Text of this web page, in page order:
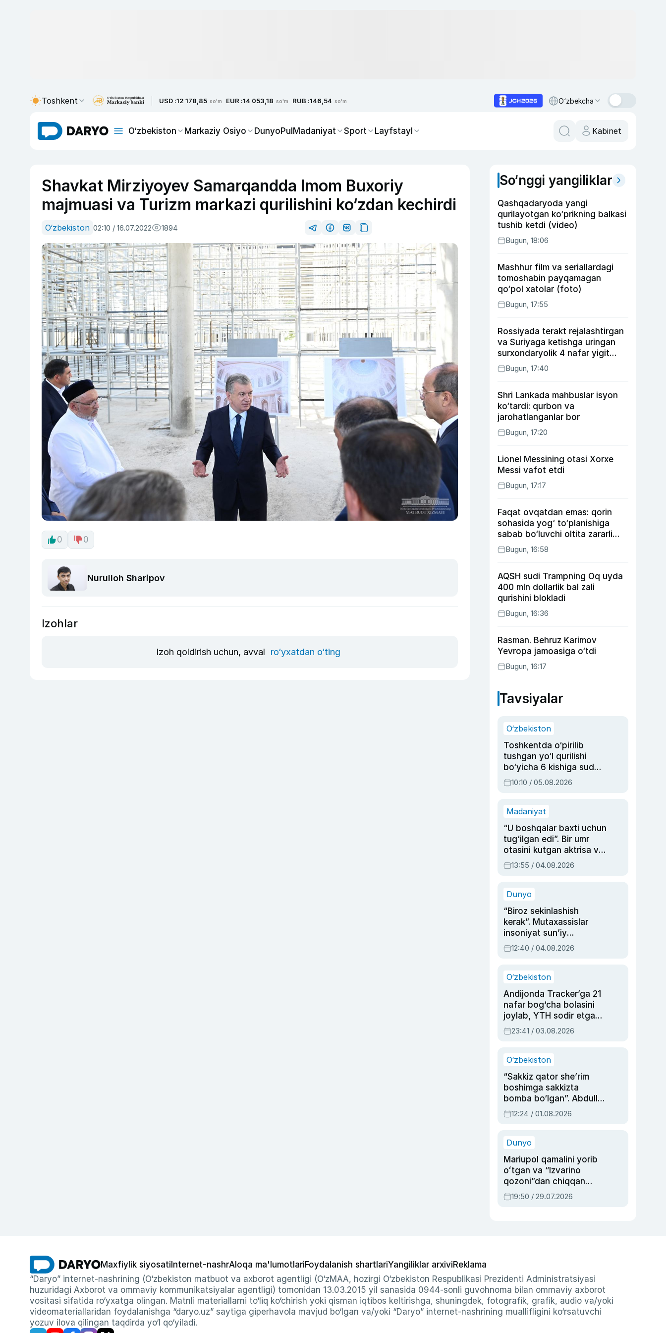
Toshkent USD :12 178,85 so'm EUR :14 053,18 so'm RUB :146,54 so'm O‘zbekcha
O‘zbekiston Markaziy Osiyo DunyoPulMadaniyat Sport Layfstayl Kabinet
Shavkat Mirziyoyev Samarqandda Imom Buxoriy
majmuasi va Turizm markazi qurilishini ko‘zdan kechirdi
O‘zbekiston 02:10 / 16.07.2022 1894
0 0
Nurulloh Sharipov
Izohlar
Izoh qoldirish uchun, avval ro‘yxatdan o‘ting
So‘nggi yangiliklar
Qashqadaryoda yangi
qurilayotgan ko‘prikning balkasi
tushib ketdi (video)
Bugun, 18:06
Mashhur film va seriallardagi
tomoshabin payqamagan
qo‘pol xatolar (foto)
Bugun, 17:55
Rossiyada terakt rejalashtirgan
va Suriyaga ketishga uringan
surxondaryolik 4 nafar yigit
qamaldi
Bugun, 17:40
Shri Lankada mahbuslar isyon
ko‘tardi: qurbon va
jarohatlanganlar bor
Bugun, 17:20
Lionel Messining otasi Xorxe
Messi vafot etdi
Bugun, 17:17
Faqat ovqatdan emas: qorin
sohasida yog‘ to‘planishiga
sabab bo‘luvchi oltita zararli
odatBugun, 16:58
AQSH sudi Trampning Oq uyda
400 mln dollarlik bal zali
qurishini blokladi
Bugun, 16:36
Rasman. Behruz Karimov
Yevropa jamoasiga o‘tdi
Bugun, 16:17
Tavsiyalar
O‘zbekiston
Toshkentda o‘pirilib
tushgan yo‘l qurilishi
bo‘yicha 6 kishiga sud
hukmi o‘qildi
10:10 / 05.08.2026
Madaniyat
“U boshqalar baxti uchun
tug‘ilgan edi”. Bir umr
otasini kutgan aktrisa va
dublyaj ustasi Rimma
Ahmedovaning
13:55 / 04.08.2026
Dunyo
“Biroz sekinlashish
kerak”. Mutaxassislar
insoniyat sun’iy
intellektni boshqara
olmay qolishidan xavotir
12:40 / 04.08.2026
O‘zbekiston
Andijonda Tracker’ga 21
nafar bog‘cha bolasini
joylab, YTH sodir etgan
ayolga sud hukmi o‘qildi
23:41 / 03.08.2026
O‘zbekiston
“Sakkiz qator she’rim
boshimga sakkizta
bomba bo‘lgan”. Abdulla
Oripovni siyosiy
ayblovlardan asrab
12:24 / 01.08.2026
Dunyo
Mariupol qamalini yorib
oʻtgan va “Izvarino
qozoni”dan chiqqan
qahramon — Ukraina
armiyasi bosh
19:50 / 29.07.2026
Maxfiylik siyosati Internet-nashrAloqa ma'lumotlariFoydalanish shartlariYangiliklar arxiviReklama
“Daryo” internet-nashrining (O‘zbekiston matbuot va axborot agentligi (O‘zMAA, hozirgi O‘zbekiston Respublikasi Prezidenti Administratsiyasi
huzuridagi Axborot va ommaviy kommunikatsiyalar agentligi) tomonidan 13.03.2015 yil sanasida 0944-sonli guvohnoma bilan ommaviy axborot
vositasi sifatida ro‘yxatga olingan. Matnli materiallarni to‘liq ko‘chirish yoki qisman iqtibos keltirishga, shuningdek, fotografik, grafik, audio va/yoki
videomateriallaridan foydalanishga “daryo.uz” saytiga giperhavola mavjud bo‘lgan va/yoki “Daryo” internet-nashrining muallifligini ko‘rsatuvchi
yozuv ilova qilingan taqdirda yo‘l qo‘yiladi.